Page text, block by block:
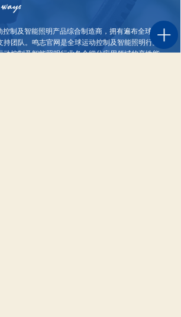
制及智能照明产品综合制造商，拥有遍布全球的研
团队。鸣志官网是全球运动控制及智能照明行业专
动控制及智能照明行业各个细分应用领域的高性能、